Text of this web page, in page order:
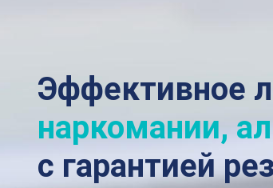
Эффективное
наркомании,
с гарантией